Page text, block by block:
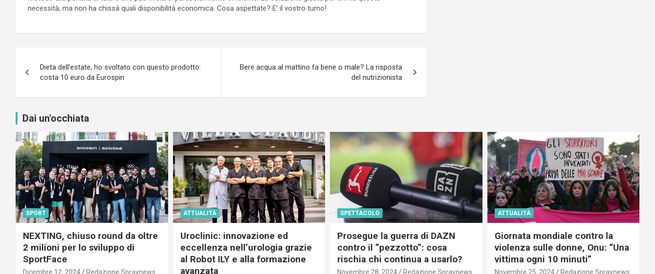
necessità, ma non ha chissà quali disponibilità economica. Cosa aspettate? E’ il vostro turno!
articoli
Dieta dell’estate, ho svoltato con questo prodotto:
costa 10 euro da Eurospin
Bere acqua al mattino fa bene o male? La risposta
del nutrizionista
Dai un'occhiata
SPORT
NEXTING, chiuso round da oltre
2 milioni per lo sviluppo di
SportFace
Dicembre 12, 2024 Redazione Spraynews
ATTUALITÀ
Uroclinic: innovazione ed
eccellenza nell’urologia grazie
al Robot ILY e alla formazione
avanzata
SPETTACOLO
Prosegue la guerra di DAZN
contro il “pezzotto”: cosa
rischia chi continua a usarlo?
Novembre 28, 2024 Redazione Spraynews
ATTUALITÀ
Giornata mondiale contro la
violenza sulle donne, Onu: “Una
vittima ogni 10 minuti”
Novembre 25, 2024 Redazione Spraynews